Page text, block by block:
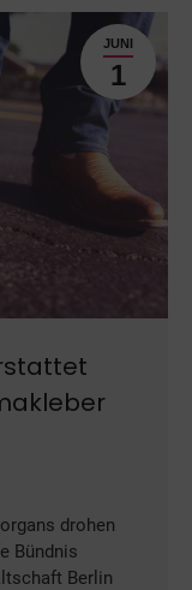
JUNI
1
drohen
Bündnis
Berlin